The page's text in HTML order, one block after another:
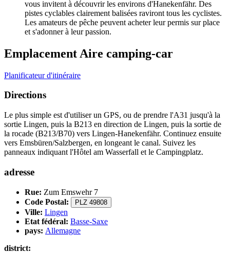
vous invitent à découvrir les environs d'Hanekenfähr. Des
pistes cyclables clairement balisées raviront tous les cyclistes.
Les amateurs de pêche peuvent acheter leur permis sur place
et s'adonner à leur passion.
Emplacement Aire camping-car
Planificateur d'itinéraire
Directions
Le plus simple est d'utiliser un GPS, ou de prendre l'A31 jusqu'à la
sortie Lingen, puis la B213 en direction de Lingen, puis la sortie de
la rocade (B213/B70) vers Lingen-Hanekenfähr. Continuez ensuite
vers Emsbüren/Salzbergen, en longeant le canal. Suivez les
panneaux indiquant l'Hôtel am Wasserfall et le Campingplatz.
adresse
Rue: Zum Emswehr 7
Code Postal:
PLZ 49808
Ville: Lingen
Etat fédéral: Basse-Saxe
pays: Allemagne
district: